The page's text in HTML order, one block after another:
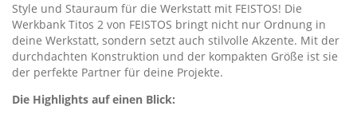
Style und Stauraum für die Werkstatt mit FEISTOS! Die
Werkbank Titos 2 von FEISTOS bringt nicht nur Ordnung in
deine Werkstatt, sondern setzt auch stilvolle Akzente. Mit der
durchdachten Konstruktion und der kompakten Größe ist sie
der perfekte Partner für deine Projekte.
Die Highlights auf einen Blick: